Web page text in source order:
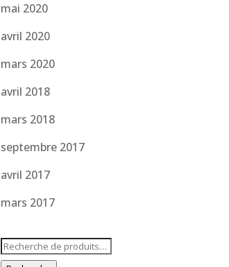
mai 2020
avril 2020
mars 2020
avril 2018
mars 2018
septembre 2017
avril 2017
mars 2017
Recherche